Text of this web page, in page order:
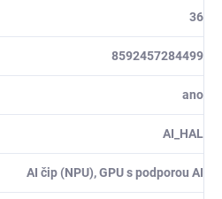
36
8592457284499
ano
AI_HAL
AI čip (NPU), GPU s podporou AI